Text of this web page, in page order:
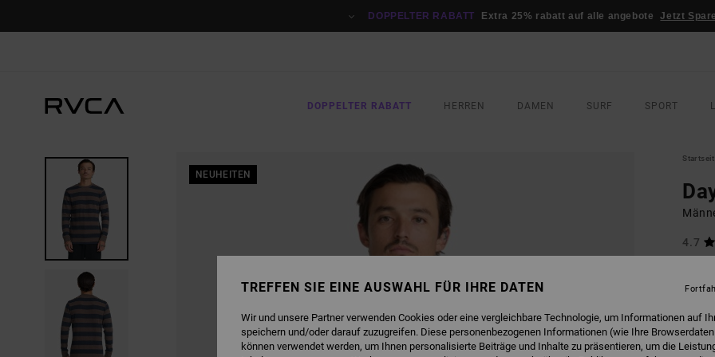
DOPPELTER RABATT Extra 25% rabatt auf alle angebote Jetzt
DOPPELTER RABATT HERREN DAMEN SURF SPORT
NEUHEITEN
4.7
TREFFEN SIE EINE AUSWAHL FÜR IHRE DATEN
Wir und unsere Partner verwenden Cookies oder eine vergleichbare Technologie, um Informationen auf
speichern und/oder darauf zuzugreifen. Diese personenbezogenen Informationen (wie Ihre
können verwendet werden, um Ihnen personalisierte Beiträge und Inhalte zu präsentieren, um die